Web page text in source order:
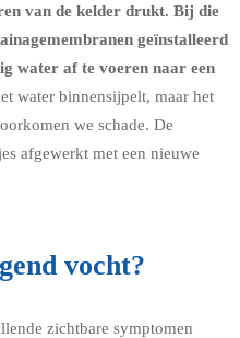
van de kelder drukt. Bij die
geïnstalleerd
water af te voeren naar een
water binnensijpelt, maar het
we schade. De
afgewerkt met een nieuwe
vocht?
zichtbare symptomen